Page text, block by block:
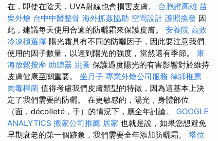
在，即使在陰天，UVA射線也會損害皮膚。 台胞證高雄 苗
栗外燴 台中中醫整骨 海外抓姦協助 空間設計 護照換發 因
此，建議每天使用合適的防曬霜來保護皮膚。 安養院 高效
冷凍櫃選擇 陽光霜具有不同的防曬因子，因此要注意我們
使用的因子數量，以達到陽光的強度，當然還有季節。 東
海放鬆按摩 助聽器 跳蚤 保護過度陽光的有害影響對於維持
皮膚健康至關重要。 坐月子 專業外燴公司服務 律師推薦
肉毒桿菌 值得考慮我們皮膚類型的特徵，因為這基本上決
定了我們需要的防曬。 在更敏感的，陽光，身體部位
（面，décolleté，手）的情況下，應全年討論。 GOOGLE
ANALYTICS 搬家公司推薦 居家 也就是說，如果您想避免
早期衰老的第一個跡象，我們需要全年添加防曬霜。 塔位